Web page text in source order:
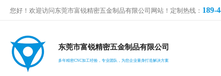
您好！欢迎访问东莞市富锐精密五金制品有限公司网站！定制热线： 189-
东莞市富锐精密五金制品有限公司
多年精密CNC加工经验，专业团队，为您企业量身打造解决方案